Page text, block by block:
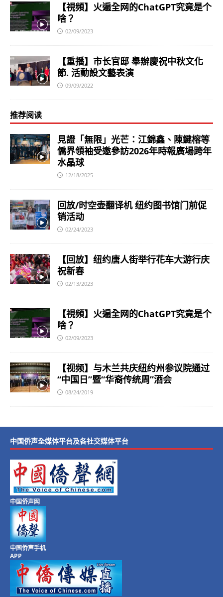
【視頻】火遍全网的ChatGPT究竟是个
啥？
02/09/2023
【重播】市长官邸 舉辦慶祝中秋文化
節. 活動設文藝表演
09/09/2022
推荐阅读
見證「無限」光芒：江錦鑫、陳鍵榕等
僑界領袖受邀參訪2026年時報廣場跨年
水晶球
12/18/2025
回放/时空壶翻译机 纽约图书馆门前促
销活动
02/24/2023
【回放】纽约唐人街举行花车大游行庆
祝新春
02/13/2023
【視頻】火遍全网的ChatGPT究竟是个
啥？
02/09/2023
【视频】与木兰共庆纽约州参议院通过
“中国日”暨“华裔传统周”酒会
08/24/2019
中国侨声全媒体平台及各社交媒体平台
中国侨声网
中国侨声手机
APP